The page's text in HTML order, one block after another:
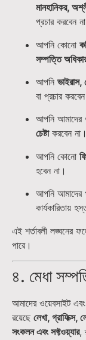
মানহানিকর,
প্রচার করবেন
আপনি কোনো
সম্পত্তি
আপনি ভাইরাস,
বা প্রচার
আপনি আমাদের
চেষ্টাকরবেন না।
আপনি কোনো
হবেন না।
আপনি আমাদের
কার্যকারিতায়
এই শর্তাবলী লঙ্ঘনের
পারে।
৪. মেধা
আমাদের ওয়েবসাইট
রয়েছে লেখা,
সংকলন এবং সফ্টওয়্যার,